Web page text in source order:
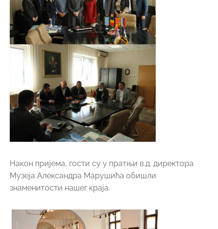
Након пријема, гости су у пратњи в.д. директора
Музеја Александра Марушића обишли
знаменитости нашег краја.